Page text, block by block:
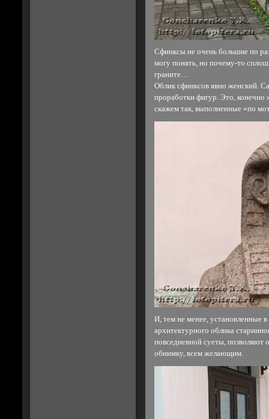
Сфинксы не очень большие по
могу понять, но почему-то
граните…
Облик сфинксов явно женский.
проработки фигур. Это, конечно
скажем так, выполненные «по
И, тем не менее, установленные
архитектурного облика
повседневной суеты, позволяют
обнимку, всем желающим.